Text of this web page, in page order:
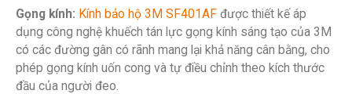
Gọng kính: Kính bảo hộ 3M SF401AF được thiết kế áp
dụng công nghệ khuếch tán lực gọng kính sáng tạo của 3M
có các đường gân có rãnh mang lại khả năng cân bằng, cho
phép gọng kính uốn cong và tự điều chỉnh theo kích thước
đầu của người đeo.